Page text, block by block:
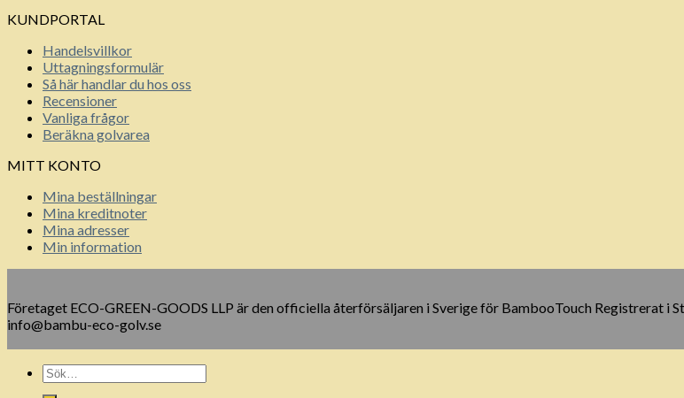
KUNDPORTAL
Handelsvillkor
Uttagningsformulär
Så här handlar du hos oss
Recensioner
Vanliga frågor
Beräkna golvarea
MITT KONTO
Mina beställningar
Mina kreditnoter
Mina adresser
Min information
Företaget ECO-GREEN-GOODS LLP är den officiella återförsäljaren i Sverige för BambooTouch Registrerat
info@bambu-eco-golv.se